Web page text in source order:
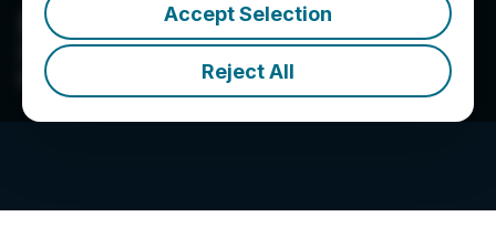
Accept Selection
Reject All
Regency Silver Corp.
Pioneering a new high grade Au-Ag-Cu
porphyry district in Sonora, Mexico